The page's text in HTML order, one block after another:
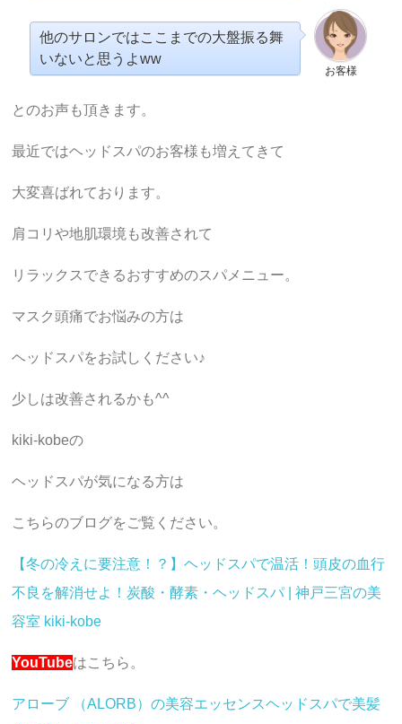
お客様
他のサロンではここまでの大盤振る舞
いないと思うよww
とのお声も頂きます。
最近ではヘッドスパのお客様も増えてきて
大変喜ばれております。
肩コリや地肌環境も改善されて
リラックスできるおすすめのスパメニュー。
マスク頭痛でお悩みの方は
ヘッドスパをお試しください♪
少しは改善されるかも^^
kiki-kobeの
ヘッドスパが気になる方は
こちらのブログをご覧ください。
【冬の冷えに要注意！？】ヘッドスパで温活！頭皮の血行
不良を解消せよ！炭酸・酵素・ヘッドスパ | 神戸三宮の美
容室 kiki-kobe
YouTubeはこちら。
アローブ （ALORB）の美容エッセンスヘッドスパで美髪